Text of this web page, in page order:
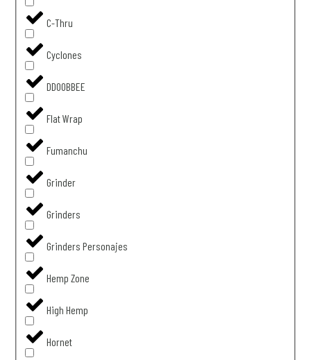
C-Thru
Cyclones
DDOOBBEE
Flat Wrap
Fumanchu
Grinder
Grinders
Grinders Personajes
Hemp Zone
High Hemp
Hornet